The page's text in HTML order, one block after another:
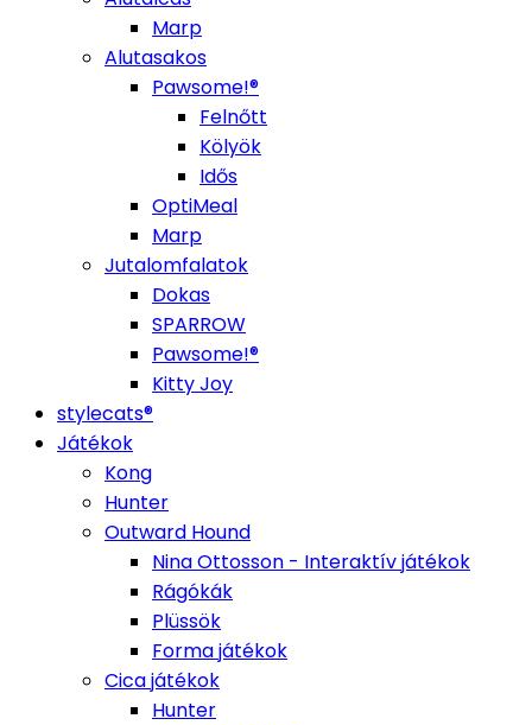
Marp
Alutasakos
Pawsome!®
Felnőtt
Kölyök
Idős
OptiMeal
Marp
Jutalomfalatok
Dokas
SPARROW
Pawsome!®
Kitty Joy
stylecats®
Játékok
Kong
Hunter
Outward Hound
Nina Ottosson - Interaktív játékok
Rágókák
Plüssök
Forma játékok
Cica játékok
Hunter